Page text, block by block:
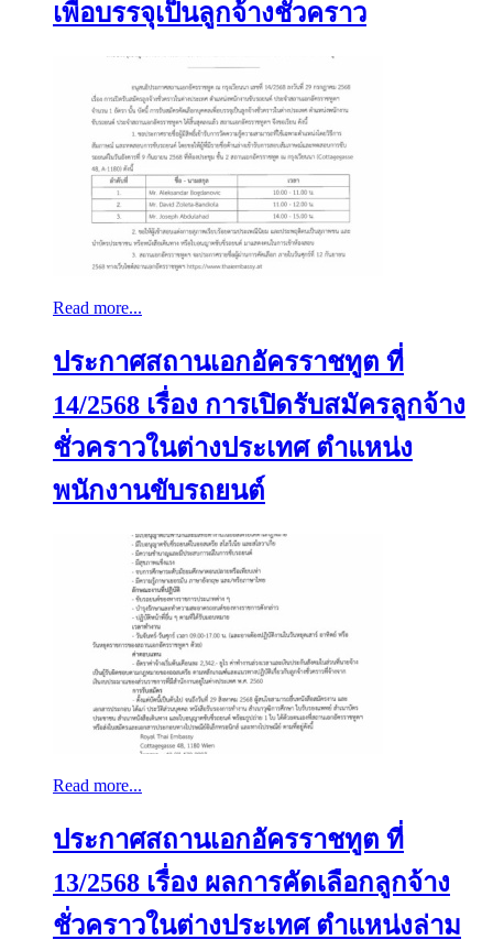
เพื่อบรรจุเป็นลูกจ้างชั่วคราว
Read more...
ประกาศสถานเอกอัครราชทูต ที่
14/2568 เรื่อง การเปิดรับสมัครลูกจ้าง
ชั่วคราวในต่างประเทศ ตำแหน่ง
พนักงานขับรถยนต์
Read more...
ประกาศสถานเอกอัครราชทูต ที่
13/2568 เรื่อง ผลการคัดเลือกลูกจ้าง
ชั่วคราวในต่างประเทศ ตำแหน่งล่าม